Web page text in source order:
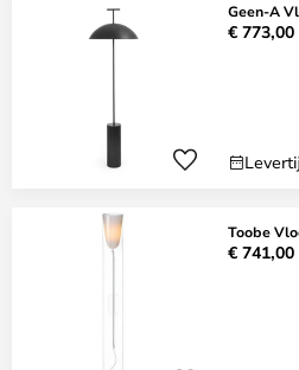
Geen-A
€ 773,00
Toobe
€ 741,00